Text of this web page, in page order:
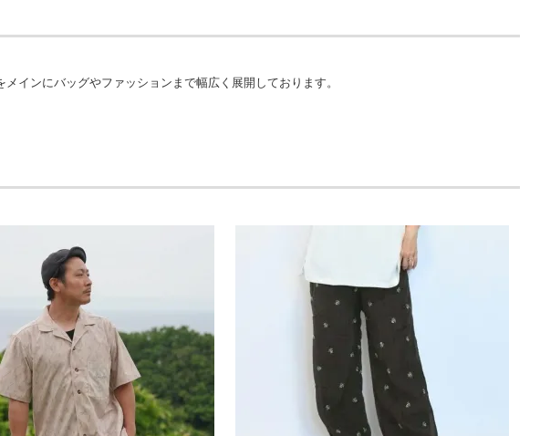
インにバッグやファッションまで幅広く展開しております。